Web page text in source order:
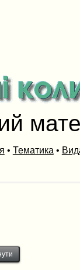
• Тематика •